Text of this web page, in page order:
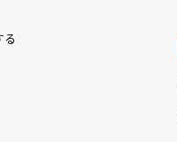
る